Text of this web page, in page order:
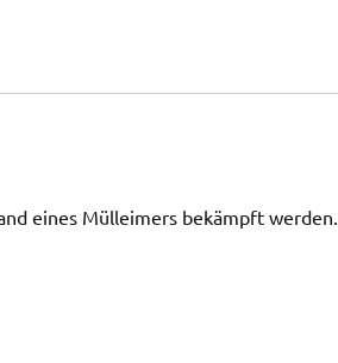
eines Mülleimers bekämpft werden.